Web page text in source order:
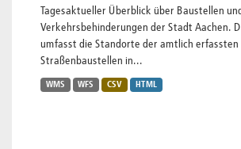
Tagesaktueller Überblick über Baustellen
Verkehrsbehinderungen der Stadt Aachen.
umfasst die Standorte der amtlich erfassten
Straßenbaustellen in...
WMS WFS CSV HTML